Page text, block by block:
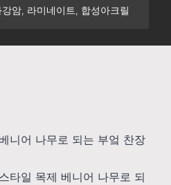
암, 라미네이트, 합성아크릴
니어 나무로 되는 부엌 찬장
타일 목제 베니어 나무로 되